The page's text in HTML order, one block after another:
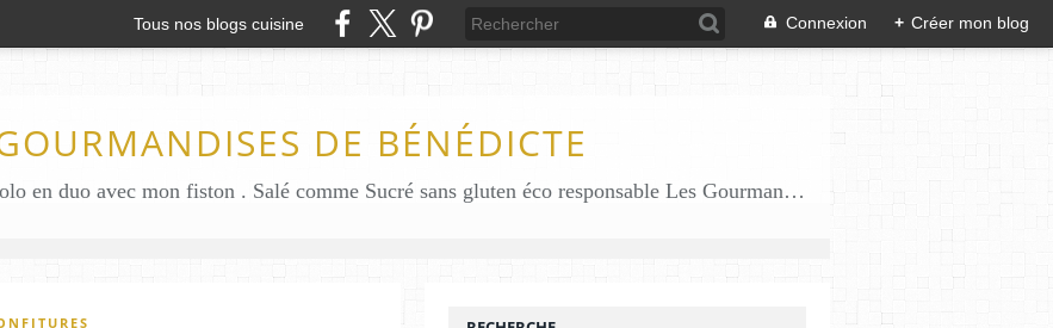
Tous nos blogs cuisine Connexion + Créer mon blog
DE BÉNÉDICTE
Des gourmandises sans gluten en solo en duo avec mon fiston . Salé comme Sucré sans gluten éco responsable Les Gourmandises de Bénédicte gâteau produits locaux